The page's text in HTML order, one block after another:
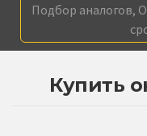
Подбор аналогов,
Купить